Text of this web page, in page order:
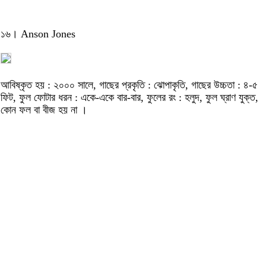
১৬। Anson Jones
আবিষ্কৃত হয় : ২০০০ সালে, গাছের প্রকৃতি : ঝোপাকৃতি, গাছের উচ্চতা : ৪-৫
ফিট, ফুল ফোটার ধরন : একে-একে বার-বার, ফুলের রং : হলুদ, ফুল ঘ্রাণ যুক্ত,
কোন ফল বা বীজ হয় না ।